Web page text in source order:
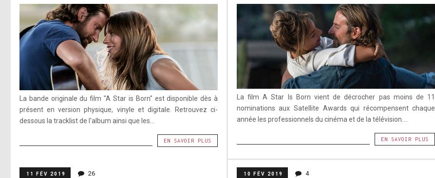
La bande originale du film "A Star is Born" est disponible dès à
présent en version physique, vinyle et digitale. Retrouvez ci-
dessous la tracklist de l'album ainsi que les...
EN SAVOIR PLUS
La film A Star Is Born vient de décrocher pas moins de 11
nominations aux Satellite Awards qui récompensent chaque
année les professionnels du cinéma et de la télévision....
EN SAVOIR PLUS
11 FÉV 2019 26 10 FÉV 2019 4